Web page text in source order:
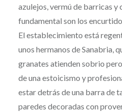
azulejos, vermú de barricas y
fundamental son los
El establecimiento está
unos hermanos de Sanabria,
granates atienden sobrio
de una estoicismo y
estar detrás de una barra de
paredes decoradas con